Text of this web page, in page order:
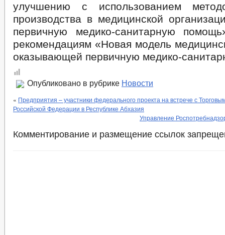
улучшению с использованием
производства в медицинской
первичную медико-санитарную
рекомендациям «Новая модель
оказывающей первичную медико-
Опубликовано в рубрике Новости
« Предприятия – участники федерального проекта на встрече с
Российской Федерации в Республике Абхазия
Управление
Комментирование и размещение ссылок